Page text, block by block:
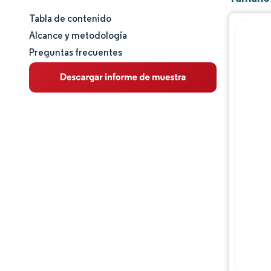
Tamaño y cuota de mercado
Análisis de mercado
Tendencias e ideas
Tabla de contenido
Alcance y metodología
Preguntas frecuentes